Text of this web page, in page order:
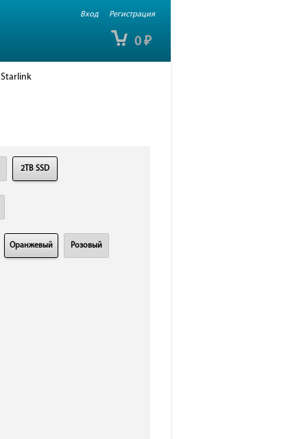
Вход Регистрация
0 ₽
Starlink
2TB SSD
Оранжевый Розовый